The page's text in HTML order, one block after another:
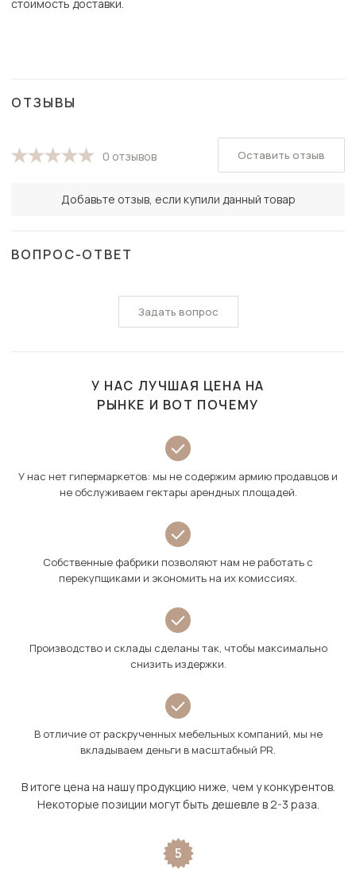
стоимость доставки.
ОТЗЫВЫ
0 отзывов
Добавьте отзыв, если купили данный товар
Оставить отзыв
ВОПРОС-ОТВЕТ
Задать вопрос
У НАС ЛУЧШАЯ ЦЕНА НА
РЫНКЕ И ВОТ ПОЧЕМУ
У нас нет гипермаркетов: мы не содержим армию продавцов и
не обслуживаем гектары арендных площадей.
Собственные фабрики позволяют нам не работать с
перекупщиками и экономить на их комиссиях.
Производство и склады сделаны так, чтобы максимально
снизить издержки.
В отличие от раскрученных мебельных компаний, мы не
вкладываем деньги в масштабный PR.
В итоге цена на нашу продукцию ниже, чем у конкурентов.
Некоторые позиции могут быть дешевле в 2-3 раза.
5